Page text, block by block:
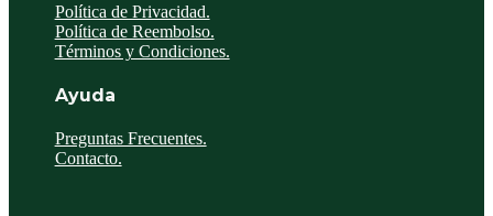
Política de Privacidad.
Política de Reembolso.
Términos y Condiciones.
Ayuda
Preguntas Frecuentes.
Contacto.